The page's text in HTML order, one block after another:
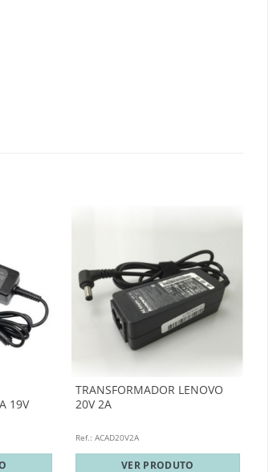
19V
TRANSFORMADOR LENOVO
20V 2A
Ref.: ACAD20V2A
VER PRODUTO